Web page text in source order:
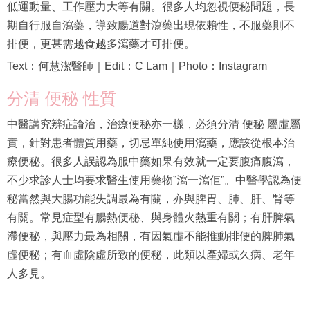
低運動量、工作壓力大等有關。很多人均忽視便秘問題，長
期自行服自瀉藥，導致腸道對瀉藥出現依賴性，不服藥則不
排便，更甚需越食越多瀉藥才可排便。
Text：何慧潔醫師｜Edit：C Lam｜Photo：Instagram
分清 便秘 性質
中醫講究辨症論治，治療便秘亦一樣，必須分清 便秘 屬虛屬
實，針對患者體質用藥，切忌單純使用瀉藥，應該從根本治
療便秘。很多人誤認為服中藥如果有效就一定要腹痛腹瀉，
不少求診人士均要求醫生使用藥物”瀉一瀉佢”。中醫學認為便
秘當然與大腸功能失調最為有關，亦與脾胃、肺、肝、腎等
有關。常見症型有腸熱便秘、與身體火熱重有關；有肝脾氣
滯便秘，與壓力最為相關，有因氣虛不能推動排便的脾肺氣
虛便秘；有血虛陰虛所致的便秘，此類以產婦或久病、老年
人多見。